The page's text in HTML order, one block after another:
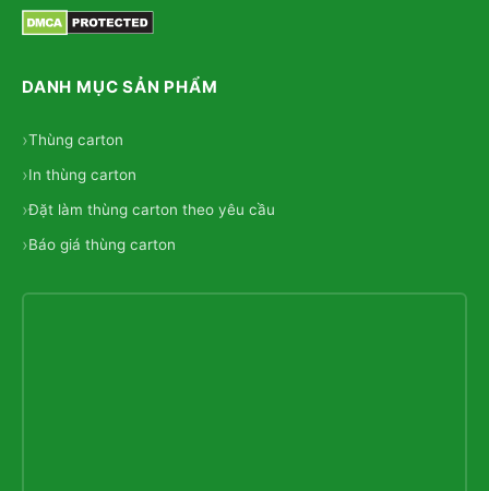
DANH MỤC SẢN PHẨM
Thùng carton
In thùng carton
Đặt làm thùng carton theo yêu cầu
Báo giá thùng carton